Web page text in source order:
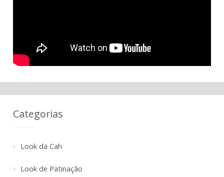
Categorias
Look da Cah
Look de Patinação